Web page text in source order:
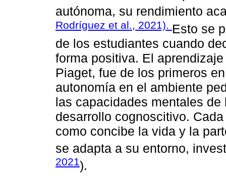
autónoma, su rendimiento
Rodríguez et al., 2021). Esto se
de los estudiantes cuando
forma positiva. El
Piaget, fue de los primeros
autonomía en el ambiente
las capacidades mentales
desarrollo cognoscitivo.
como concibe la vida y la
se adapta a su entorno,
2021).